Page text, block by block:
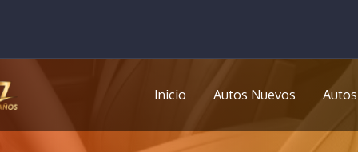
Inicio Autos Nuevos